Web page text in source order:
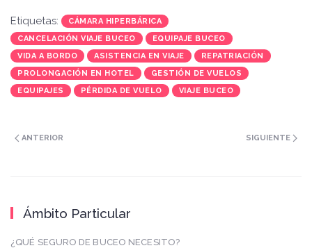
Etiquetas:
CÁMARA HIPERBÁRICA
CANCELACIÓN VIAJE BUCEO
EQUIPAJE BUCEO
VIDA A BORDO
ASISTENCIA EN VIAJE
REPATRIACIÓN
PROLONGACIÓN EN HOTEL
GESTIÓN DE VUELOS
EQUIPAJES
PÉRDIDA DE VUELO VIAJE BUCEO
ANTERIOR SIGUIENTE
Ámbito Particular
¿QUÉ SEGURO DE BUCEO NECESITO?